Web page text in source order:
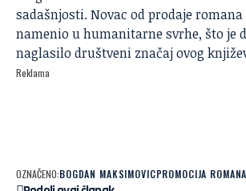
sadašnjosti. Novac od prodaje
namenio u humanitarne svrhe, što je
naglasilo društveni značaj ovog
Reklama
OZNAČENO:BOGDAN MAKSIMOVICPROMOCIJA ROMANA